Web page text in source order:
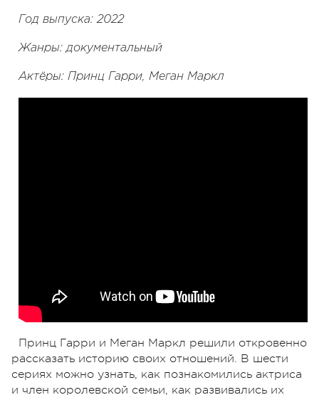
Год выпуска: 2022
Жанры: документальный
Актёры: Принц Гарри, Меган Маркл
Принц Гарри и Меган Маркл решили откровенно
рассказать историю своих отношений. В шести
сериях можно узнать, как познакомились актриса
и член королевской семьи, как развивались их